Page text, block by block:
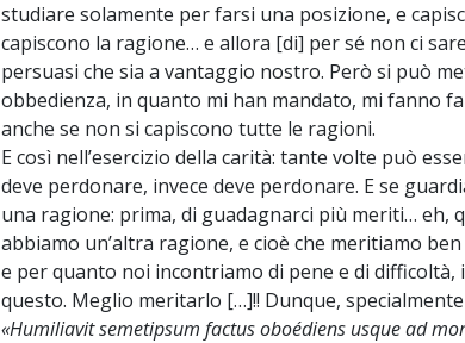
studiare solamente per farsi una posizione, e
capiscono la ragione… e allora [di] per sé non ci
persuasi che sia a vantaggio nostro. Però si può
obbedienza, in quanto mi han mandato, mi fanno
anche se non si capiscono tutte le ragioni.
E così nell’esercizio della carità: tante volte può
deve perdonare, invece deve perdonare. E se
una ragione: prima, di guadagnarci più meriti… eh,
abbiamo un’altra ragione, e cioè che meritiamo
e per quanto noi incontriamo di pene e di
questo. Meglio meritarlo […]!! Dunque,
«Humiliavit semetipsum factus oboédiens usque ad